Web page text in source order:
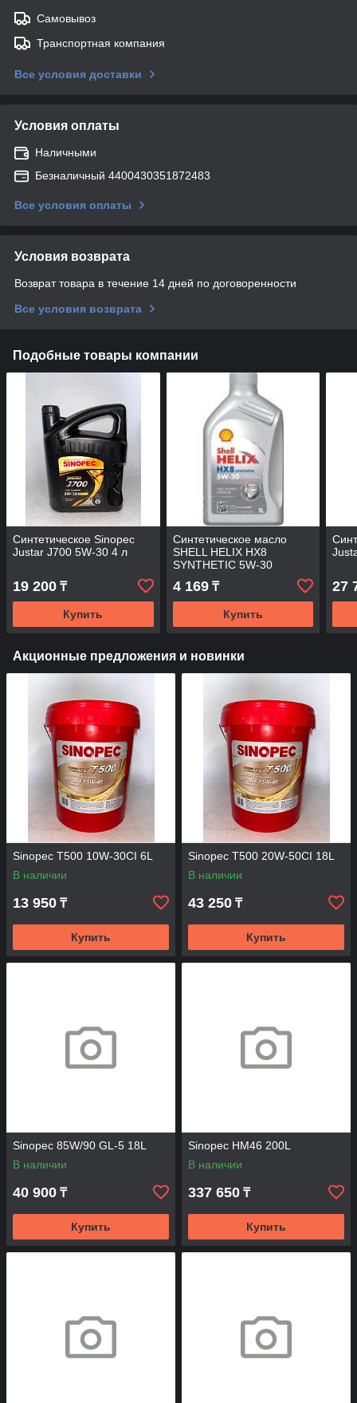
Самовывоз
Транспортная компания
Все условия доставки
Условия оплаты
Наличными
Безналичный 4400430351872483
Все условия оплаты
Условия возврата
Возврат товара в течение 14 дней по договоренности
Все условия возврата
Подобные товары компании
Синтетическое Sinopec
Justar J700 5W-30 4 л
19 200 ₸
Купить
Синтетическое масло
SHELL HELIX HX8
SYNTHETIC 5W-30
(SN/CF; A3/B3; A3/ B4) 1л
4 169₸
Купить
27
Акционные предложения и новинки
Sinopec T500 10W-30CI 6L
В наличии
13 950 ₸
Купить
Sinopec T500 20W-50CI 18L
В наличии
43 250 ₸
Купить
Sinopec 85W/90 GL-5 18L
В наличии
40 900 ₸
Купить
Sinopec HM46 200L
В наличии
337 650 ₸
Купить